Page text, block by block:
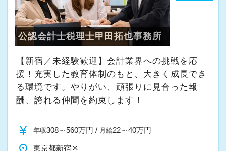
公認会計士税理士甲田拓也事務所
【新宿／未経験歓迎】会計業界への挑戦を応
援！充実した教育体制のもと、大きく成長でき
る環境です。やりがい、頑張りに見合った報
酬、誇れる仲間を約束します！
currency_yen 年収308～560万円 / 月給22～40万円
東京都新宿区